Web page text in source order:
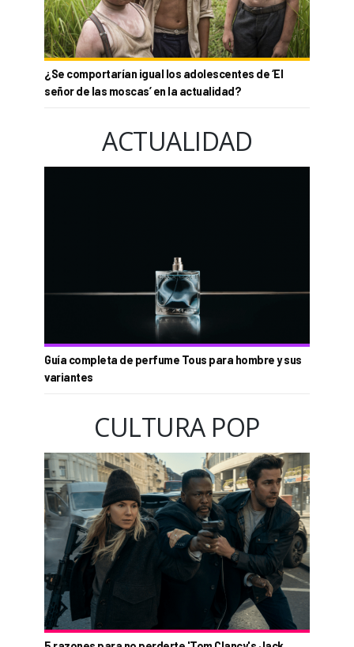
¿Se comportarían igual los adolescentes de ‘El
señor de las moscas’ en la actualidad?
ACTUALIDAD
Guía completa de perfume Tous para hombre y sus
variantes
CULTURA POP